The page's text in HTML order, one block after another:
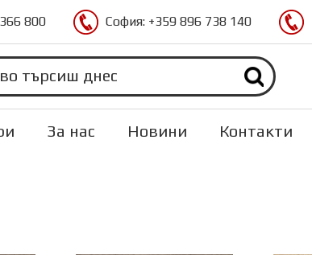
800 София: +359 896 738 140
За нас Новини Контакти